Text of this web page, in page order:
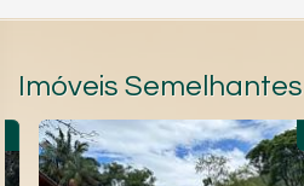
Imóveis Semelhantes